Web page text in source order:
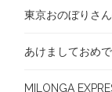
東京おのぼりさ
あけましておめ
MILONGA